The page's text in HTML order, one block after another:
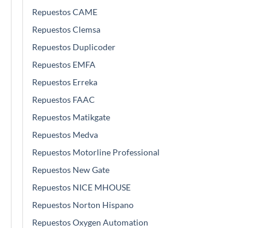
Repuestos CAME
Repuestos Clemsa
Repuestos Duplicoder
Repuestos EMFA
Repuestos Erreka
Repuestos FAAC
Repuestos Matikgate
Repuestos Medva
Repuestos Motorline Professional
Repuestos New Gate
Repuestos NICE MHOUSE
Repuestos Norton Hispano
Repuestos Oxygen Automation